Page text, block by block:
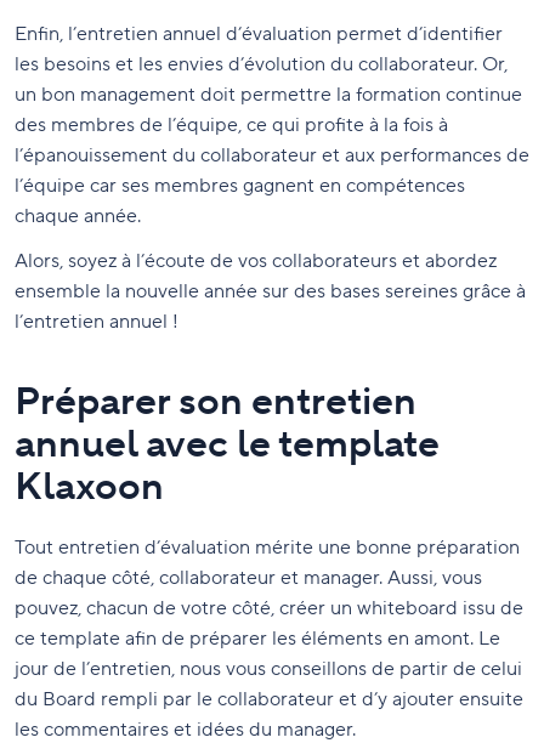
Enfin, l’entretien annuel d’évaluation permet d’identifier
les besoins et les envies d’évolution du collaborateur. Or,
un bon management doit permettre la formation continue
des membres de l’équipe, ce qui profite à la fois à
l’épanouissement du collaborateur et aux performances de
l’équipe car ses membres gagnent en compétences
chaque année.
Alors, soyez à l’écoute de vos collaborateurs et abordez
ensemble la nouvelle année sur des bases sereines grâce à
l’entretien annuel !
Préparer son entretien
annuel avec le template
Klaxoon
Tout entretien d’évaluation mérite une bonne préparation
de chaque côté, collaborateur et manager. Aussi, vous
pouvez, chacun de votre côté, créer un whiteboard issu de
ce template afin de préparer les éléments en amont. Le
jour de l’entretien, nous vous conseillons de partir de celui
du Board rempli par le collaborateur et d’y ajouter ensuite
les commentaires et idées du manager.